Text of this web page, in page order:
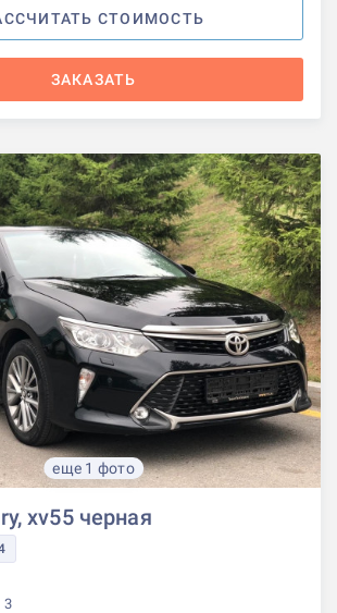
СТОИМОСТЬ
ЗАКАЗАТЬ
еще 1 фото
xv55 черная
3